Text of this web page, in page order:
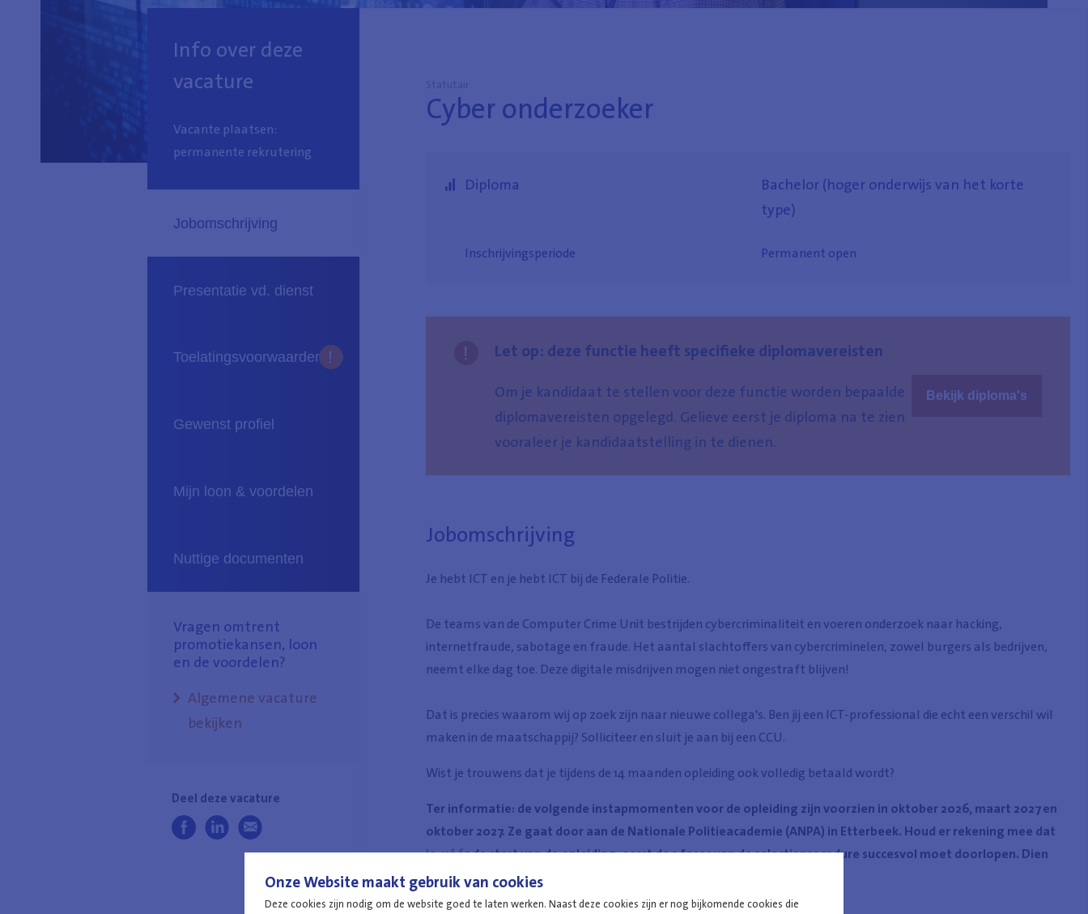
Onze Website maakt gebruik van cookies
Deze cookies zijn nodig om de website goed te laten werken. Naast deze cookies zijn er nog bijkomende cookies die
Cyber onderzoeker
Diploma
Bachelor (hoger onderwijs van het korte
type)
Inschrijvingsperiode Permanent open
Let op: deze functie heeft specifieke diplomavereisten
Om je kandidaat te stellen voor deze functie worden bepaalde
diplomavereisten opgelegd. Gelieve eerst je diploma na te zien
vooraleer je kandidaatstelling in te dienen.
Bekijk diploma's
Jobomschrijving
Je hebt ICT en je hebt ICT bij de Federale Politie.
De teams van de Computer Crime Unit bestrijden cybercriminaliteit en voeren onderzoek naar hacking,
internetfraude, sabotage en fraude. Het aantal slachtoffers van cybercriminelen, zowel burgers als bedrijven,
neemt elke dag toe. Deze digitale misdrijven mogen niet ongestraft blijven!
Dat is precies waarom wij op zoek zijn naar nieuwe collega's. Ben jij een ICT-professional die echt een verschil wil
maken in de maatschappij? Solliciteer en sluit je aan bij een CCU.
Wist je trouwens dat je tijdens de 14 maanden opleiding ook volledig betaald wordt?
Ter informatie: de volgende instapmomenten voor de opleiding zijn voorzien in oktober 2026, maart 2027 en
oktober 2027. Ze gaat door aan de Nationale Politieacademie (ANPA) in Etterbeek. Houd er rekening mee dat
je, vóór de start van de opleiding, eerst de 3 fases van de selectieprocedure succesvol moet doorlopen. Dien
daarom tijdig je kandidatuur in.
Info over deze
vacature
Vacante plaatsen:
permanente rekrutering
Jobomschrijving
Presentatie vd. dienst
Toelatingsvoorwaarden
Gewenst profiel
Mijn loon & voordelen
Nuttige documenten
Vragen omtrent
promotiekansen, loon
en de voordelen?
Algemene vacature
bekijken
Deel deze vacature
Delen op Facebook
Delen op LinkedIn
Versturen via e-mail